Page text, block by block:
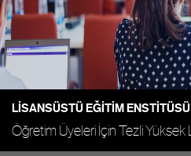
LISANSÜSTÜ EĞITIM ENSTITÜSÜ
Öğretim Üyeleri İçin Tezli Yüksek